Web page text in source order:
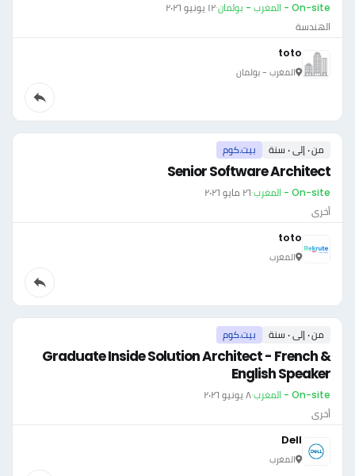
On-site - المغرب - بولمان ·١٢ يونيو ٢٠٢٦
الهندسة
toto
المغرب - بولمان
من ٠ إلى ٠ سنة بيت.كوم
Senior Software Architect
On-site - المغرب ·٢٦ مايو ٢٠٢٦
أخرى
toto
المغرب
من ٠ إلى ٠ سنة بيت.كوم
Graduate Inside Solution Architect - French &
English Speaker
On-site - المغرب ·٨ يونيو ٢٠٢٦
أخرى
Dell
المغرب